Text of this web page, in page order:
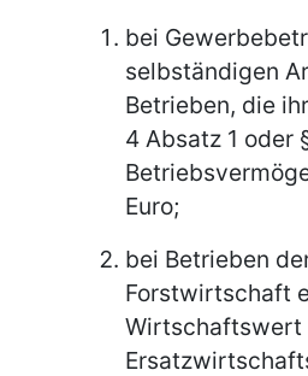
bei
selbständigen
Betrieben, die
4 Absatz 1 oder
Euro;
bei Betrieben
Forstwirtschaft
Wirtschaftswert